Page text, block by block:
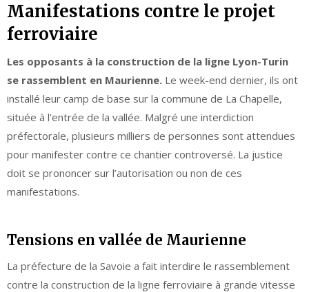
Manifestations contre le projet
ferroviaire
Les opposants à la construction de la ligne Lyon-Turin
se rassemblent en Maurienne. Le week-end dernier, ils ont
installé leur camp de base sur la commune de La Chapelle,
située à l’entrée de la vallée. Malgré une interdiction
préfectorale, plusieurs milliers de personnes sont attendues
pour manifester contre ce chantier controversé. La justice
doit se prononcer sur l’autorisation ou non de ces
manifestations.
Tensions en vallée de Maurienne
La préfecture de la Savoie a fait interdire le rassemblement
contre la construction de la ligne ferroviaire à grande vitesse